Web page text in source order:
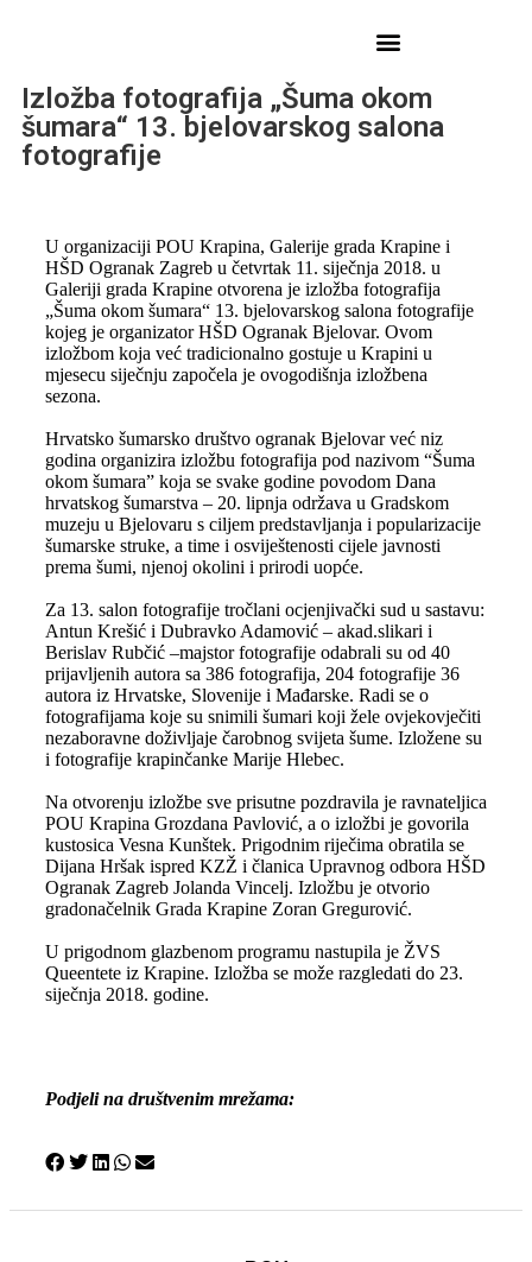
Izložba fotografija „Šuma okom
šumara“ 13. bjelovarskog salona
fotografije
U organizaciji POU Krapina, Galerije grada Krapine i
HŠD Ogranak Zagreb u četvrtak 11. siječnja 2018. u
Galeriji grada Krapine otvorena je izložba fotografija
„Šuma okom šumara“ 13. bjelovarskog salona fotografije
kojeg je organizator HŠD Ogranak Bjelovar. Ovom
izložbom koja već tradicionalno gostuje u Krapini u
mjesecu siječnju započela je ovogodišnja izložbena
sezona.
Hrvatsko šumarsko društvo ogranak Bjelovar već niz
godina organizira izložbu fotografija pod nazivom “Šuma
okom šumara” koja se svake godine povodom Dana
hrvatskog šumarstva – 20. lipnja održava u Gradskom
muzeju u Bjelovaru s ciljem predstavljanja i popularizacije
šumarske struke, a time i osviještenosti cijele javnosti
prema šumi, njenoj okolini i prirodi uopće.
Za 13. salon fotografije tročlani ocjenjivački sud u sastavu:
Antun Krešić i Dubravko Adamović – akad.slikari i
Berislav Rubčić –majstor fotografije odabrali su od 40
prijavljenih autora sa 386 fotografija, 204 fotografije 36
autora iz Hrvatske, Slovenije i Mađarske. Radi se o
fotografijama koje su snimili šumari koji žele ovjekovječiti
nezaboravne doživljaje čarobnog svijeta šume. Izložene su
i fotografije krapinčanke Marije Hlebec.
Na otvorenju izložbe sve prisutne pozdravila je ravnateljica
POU Krapina Grozdana Pavlović, a o izložbi je govorila
kustosica Vesna Kunštek. Prigodnim riječima obratila se
Dijana Hršak ispred KZŽ i članica Upravnog odbora HŠD
Ogranak Zagreb Jolanda Vincelj. Izložbu je otvorio
gradonačelnik Grada Krapine Zoran Gregurović.
U prigodnom glazbenom programu nastupila je ŽVS
Queentete iz Krapine. Izložba se može razgledati do 23.
siječnja 2018. godine.
Podjeli na društvenim mrežama: